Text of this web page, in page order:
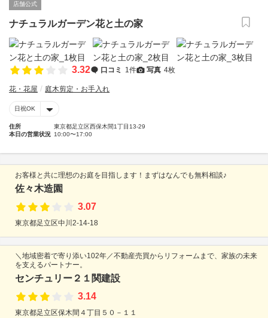
店舗公式
ナチュラルガーデン花と土の家
3.32 口コミ 1件 写真 4枚
花・花屋 庭木剪定・お手入れ
日祝OK
住所
東京都足立区西保木間1丁目13-29
本日の営業状況 10:00〜17:00
お客様と共に理想のお庭を目指します！まずはなんでも無料相談♪
佐々木造園
3.07
東京都足立区中川2-14-18
＼地域密着で寄り添い102年／不動産売買からリフォームまで、家族の未来
を支えるパートナー。
センチュリー２１関建設
3.14
東京都足立区保木間４丁目５０－１１